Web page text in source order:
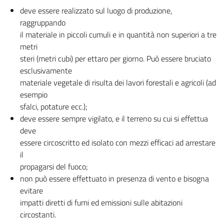
deve essere realizzato sul luogo di produzione,
raggruppando
il materiale in piccoli cumuli e in quantità non superiori a tre
metri
steri (metri cubi) per ettaro per giorno. Può essere bruciato
esclusivamente
materiale vegetale di risulta dei lavori forestali e agricoli (ad
esempio
sfalci, potature ecc.);
deve essere sempre vigilato, e il terreno su cui si effettua
deve
essere circoscritto ed isolato con mezzi efficaci ad arrestare
il
propagarsi del fuoco;
non può essere effettuato in presenza di vento e bisogna
evitare
impatti diretti di fumi ed emissioni sulle abitazioni
circostanti.